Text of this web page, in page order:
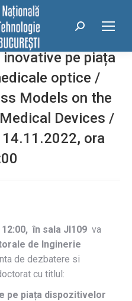
Search:
pe piața
optice /
Models on the
Devices /
ora
în sala JI109 va
de Inginerie
de dezbatere si
cu titlul:
pe piața dispozitivelor